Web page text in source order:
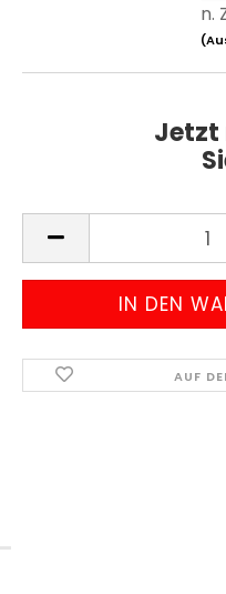
n.
Jetzt
AUF